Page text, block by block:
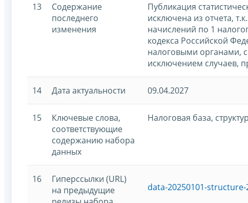
13
Содержание
последнего
изменения
Публикация
исключена из отчета,
начислений по 1
кодекса Российской
налоговыми органами,
исключением случаев,
14 Дата актуальности 09.04.2027
15
Ключевые слова,
соответствующие
содержанию набора
данных
Налоговая база,
16
Гиперссылки (URL)
на предыдущие
data-20250101-structure-